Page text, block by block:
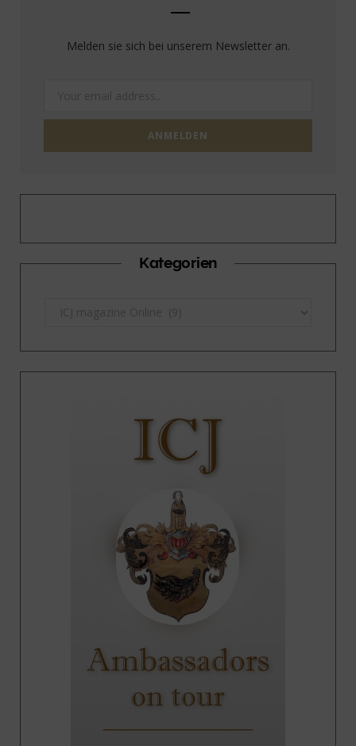
Melden sie sich bei unserem Newsletter an.
Kategorien